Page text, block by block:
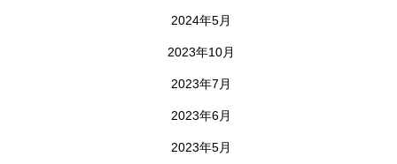
2024年5月
2023年10月
2023年7月
2023年6月
2023年5月